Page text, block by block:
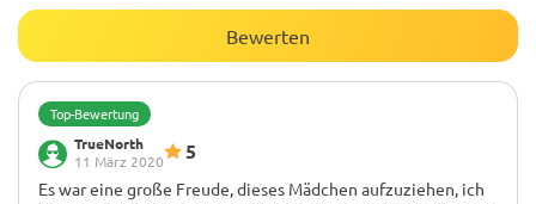
Bewerten
Top-Bewertung
TrueNorth
11 März 2020
5
Es war eine große Freude, dieses Mädchen aufzuziehen, ich